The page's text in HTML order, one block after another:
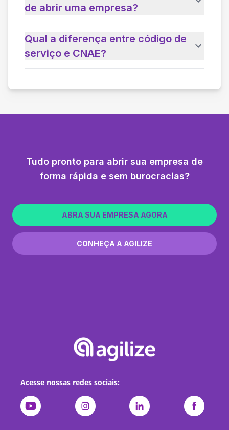
de abrir uma empresa?
Qual a diferença entre código de
serviço e CNAE?
Tudo pronto para abrir sua empresa de
forma rápida e sem burocracias?
ABRA SUA EMPRESA AGORA
CONHEÇA A AGILIZE
Acesse nossas redes sociais: